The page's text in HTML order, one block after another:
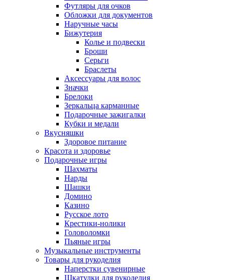
Футляры для очков
Обложки для документов
Наручные часы
Бижутерия
Колье и подвески
Броши
Серьги
Браслеты
Аксессуары для волос
Значки
Брелоки
Зеркальца карманные
Подарочные зажигалки
Кубки и медали
Вкусняшки
Здоровое питание
Красота и здоровье
Подарочные игры
Шахматы
Нарды
Шашки
Домино
Казино
Русское лото
Крестики-нолики
Головоломки
Пьяные игры
Музыкальные инструменты
Товары для рукоделия
Наперстки сувенирные
Шкатулки для рукоделия